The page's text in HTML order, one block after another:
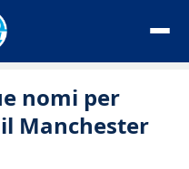
nomi per
il Manchester